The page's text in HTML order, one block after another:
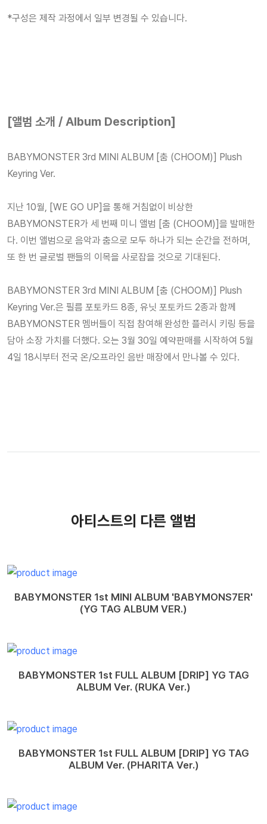
*구성은 제작 과정에서 일부 변경될 수 있습니다.
[앨범 소개 / Album Description]
BABYMONSTER 3rd MINI ALBUM [춤 (CHOOM)] Plush
Keyring Ver.
지난 10월, [WE GO UP]을 통해 거침없이 비상한
BABYMONSTER가 세 번째 미니 앨범 [춤 (CHOOM)]을 발매한
다. 이번 앨범으로 음악과 춤으로 모두 하나가 되는 순간을 전하며,
또 한 번 글로벌 팬들의 이목을 사로잡을 것으로 기대된다.
BABYMONSTER 3rd MINI ALBUM [춤 (CHOOM)] Plush
Keyring Ver.은 필름 포토카드 8종, 유닛 포토카드 2종과 함께
BABYMONSTER 멤버들이 직접 참여해 완성한 플러시 키링 등을
담아 소장 가치를 더했다. 오는 3월 30일 예약판매를 시작하여 5월
4일 18시부터 전국 온/오프라인 음반 매장에서 만나볼 수 있다.
아티스트의 다른 앨범
BABYMONSTER 1st MINI ALBUM 'BABYMONS7ER'
(YG TAG ALBUM VER.)
BABYMONSTER 1st FULL ALBUM [DRIP] YG TAG
ALBUM Ver. (RUKA Ver.)
BABYMONSTER 1st FULL ALBUM [DRIP] YG TAG
ALBUM Ver. (PHARITA Ver.)